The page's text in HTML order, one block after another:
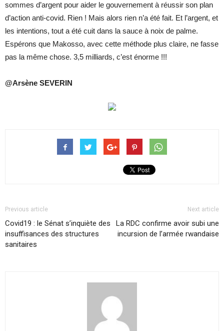
sommes d’argent pour aider le gouvernement à réussir son plan
d’action anti-covid. Rien ! Mais alors rien n’a été fait. Et l’argent, et
les intentions, tout a été cuit dans la sauce à noix de palme.
Espérons que Makosso, avec cette méthode plus claire, ne fasse
pas la même chose. 3,5 milliards, c’est énorme !!!
@Arsène SEVERIN
Previous article
Covid19 : le Sénat s’inquiète des
insuffisances des structures
sanitaires
Next article
La RDC confirme avoir subi une
incursion de l’armée rwandaise